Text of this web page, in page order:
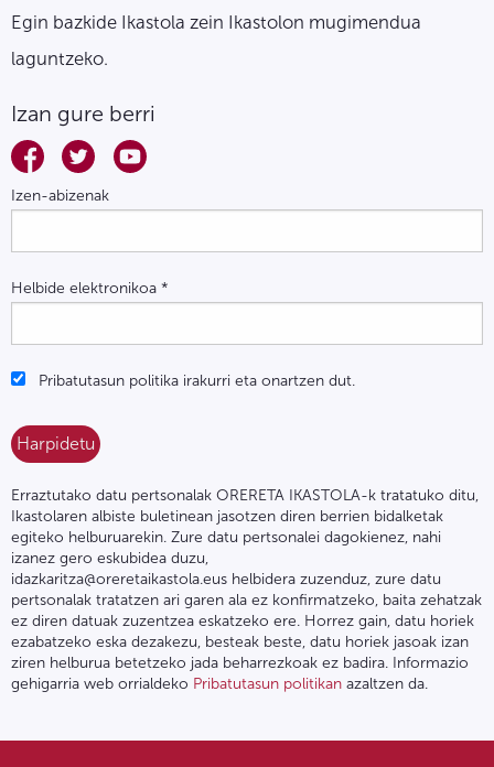
Egin bazkide Ikastola zein Ikastolon mugimendua
laguntzeko.
Izan gure berri
Izen-abizenak
Helbide elektronikoa *
Pribatutasun politika irakurri eta onartzen dut.
Erraztutako datu pertsonalak ORERETA IKASTOLA-k tratatuko ditu,
Ikastolaren albiste buletinean jasotzen diren berrien bidalketak
egiteko helburuarekin. Zure datu pertsonalei dagokienez, nahi
izanez gero eskubidea duzu,
idazkaritza@oreretaikastola.eus helbidera zuzenduz, zure datu
pertsonalak tratatzen ari garen ala ez konfirmatzeko, baita zehatzak
ez diren datuak zuzentzea eskatzeko ere. Horrez gain, datu horiek
ezabatzeko eska dezakezu, besteak beste, datu horiek jasoak izan
ziren helburua betetzeko jada beharrezkoak ez badira. Informazio
gehigarria web orrialdeko Pribatutasun politikan azaltzen da.